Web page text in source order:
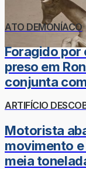
ATO DEMONÍACO
Foragido por
preso em
conjunta
ARTIFÍCIO
Motorista
movimento e
meia